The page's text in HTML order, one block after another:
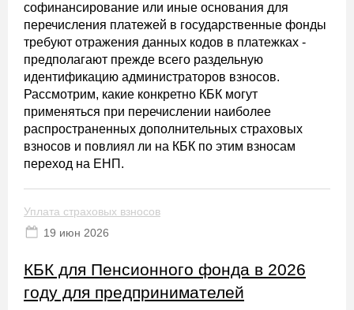
софинансирование или иные основания для
перечисления платежей в государственные фонды
требуют отражения данных кодов в платежках -
предполагают прежде всего раздельную
идентификацию администраторов взносов.
Рассмотрим, какие конкретно КБК могут
применяться при перечислении наиболее
распространенных дополнительных страховых
взносов и повлиял ли на КБК по этим взносам
переход на ЕНП.
Уплата страховых взносов
19 июн 2026
КБК для Пенсионного фонда в 2026
году для предпринимателей